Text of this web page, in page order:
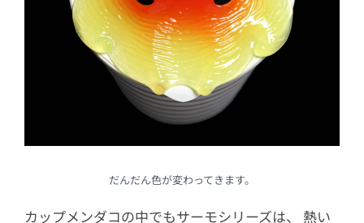
だんだん色が変わってきます。
カップメンダコの中でもサーモシリーズは、 熱い